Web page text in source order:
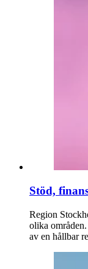
Stöd,
Region
olika
av en hållbar